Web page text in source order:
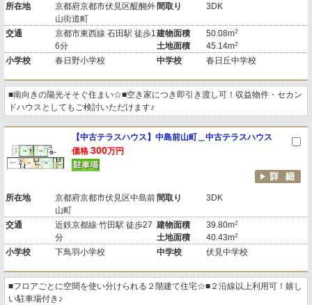
所在地
京都府京都市伏見区醍醐外
山街道町
間取り 3DK
交通
京都市東西線 石田駅 徒歩1
6分
建物面積
土地面積
50.08m2
45.14m2
小学校 春日野小学校 中学校 春日丘中学校
■南向きの陽光そそぐ住まい☆■空き家につき即引き渡し可！収益物件・セカン
ドハウスとしてもご検討いただけます♪
【中古テラスハウス】中島前山町＿中古テラスハウス
価格 300万円
所在地
京都府京都市伏見区中島前
山町
間取り 3DK
交通
近鉄京都線 竹田駅 徒歩27
分
建物面積
土地面積
39.80m2
40.43m2
小学校 下鳥羽小学校 中学校 伏見中学校
■フロアごとに空間を使い分けられる２階建て住宅☆■２沿線以上利用可！嬉し
い駐車場付き♪